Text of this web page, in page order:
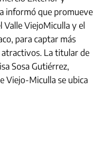
informó que promueve
ViejoMiculla y el
para captar más
La titular de
Sosa Gutiérrez,
Viejo-Miculla se ubica